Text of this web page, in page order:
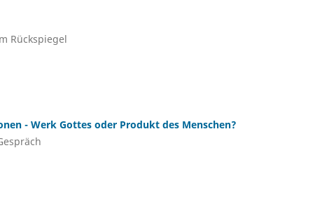
Rückspiegel
- Werk Gottes oder Produkt des Menschen?